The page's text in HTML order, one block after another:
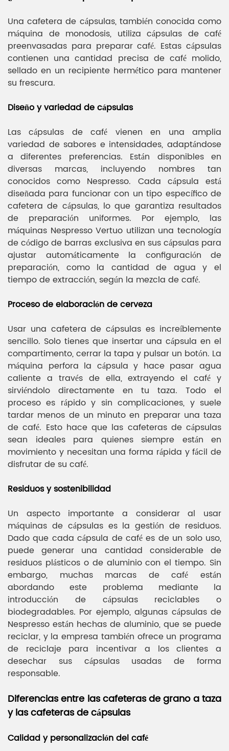
Una cafetera de cápsulas, también conocida como
máquina de monodosis, utiliza cápsulas de café
preenvasadas para preparar café. Estas cápsulas
contienen una cantidad precisa de café molido,
sellado en un recipiente hermético para mantener
su frescura.
Diseño y variedad de cápsulas
Las cápsulas de café vienen en una amplia
variedad de sabores e intensidades, adaptándose
a diferentes preferencias. Están disponibles en
diversas marcas, incluyendo nombres tan
conocidos como Nespresso. Cada cápsula está
diseñada para funcionar con un tipo específico de
cafetera de cápsulas, lo que garantiza resultados
de preparación uniformes. Por ejemplo, las
máquinas Nespresso Vertuo utilizan una tecnología
de código de barras exclusiva en sus cápsulas para
ajustar automáticamente la configuración de
preparación, como la cantidad de agua y el
tiempo de extracción, según la mezcla de café.
Proceso de elaboración de cerveza
Usar una cafetera de cápsulas es increíblemente
sencillo. Solo tienes que insertar una cápsula en el
compartimento, cerrar la tapa y pulsar un botón. La
máquina perfora la cápsula y hace pasar agua
caliente a través de ella, extrayendo el café y
sirviéndolo directamente en tu taza. Todo el
proceso es rápido y sin complicaciones, y suele
tardar menos de un minuto en preparar una taza
de café. Esto hace que las cafeteras de cápsulas
sean ideales para quienes siempre están en
movimiento y necesitan una forma rápida y fácil de
disfrutar de su café.
Residuos y sostenibilidad
Un aspecto importante a considerar al usar
máquinas de cápsulas es la gestión de residuos.
Dado que cada cápsula de café es de un solo uso,
puede generar una cantidad considerable de
residuos plásticos o de aluminio con el tiempo. Sin
embargo, muchas marcas de café están
abordando este problema mediante la
introducción de cápsulas reciclables o
biodegradables. Por ejemplo, algunas cápsulas de
Nespresso están hechas de aluminio, que se puede
reciclar, y la empresa también ofrece un programa
de reciclaje para incentivar a los clientes a
desechar sus cápsulas usadas de forma
responsable.
Diferencias entre las cafeteras de grano a taza
y las cafeteras de cápsulas
Calidad y personalización del café